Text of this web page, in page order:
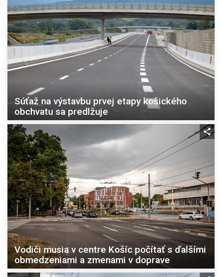
Súťaž na výstavbu prvej etapy košického
obchvatu sa predlžuje
Vodiči musia v centre Košíc počítať s ďalšími
obmedzeniami a zmenami v doprave